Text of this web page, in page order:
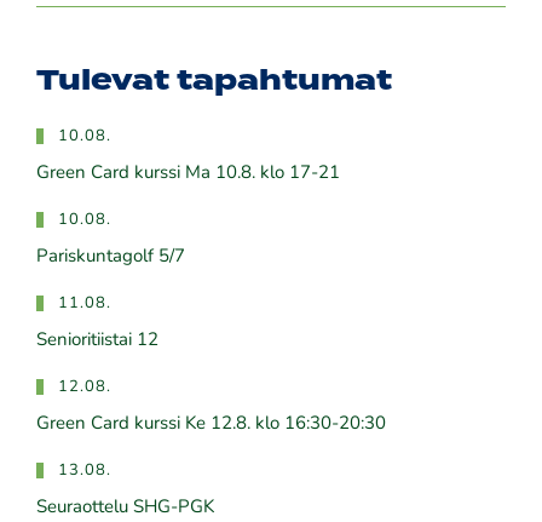
Tulevat tapahtumat
10.08.
Green Card kurssi Ma 10.8. klo 17-21
10.08.
Pariskuntagolf 5/7
11.08.
Senioritiistai 12
12.08.
Green Card kurssi Ke 12.8. klo 16:30-20:30
13.08.
Seuraottelu SHG-PGK